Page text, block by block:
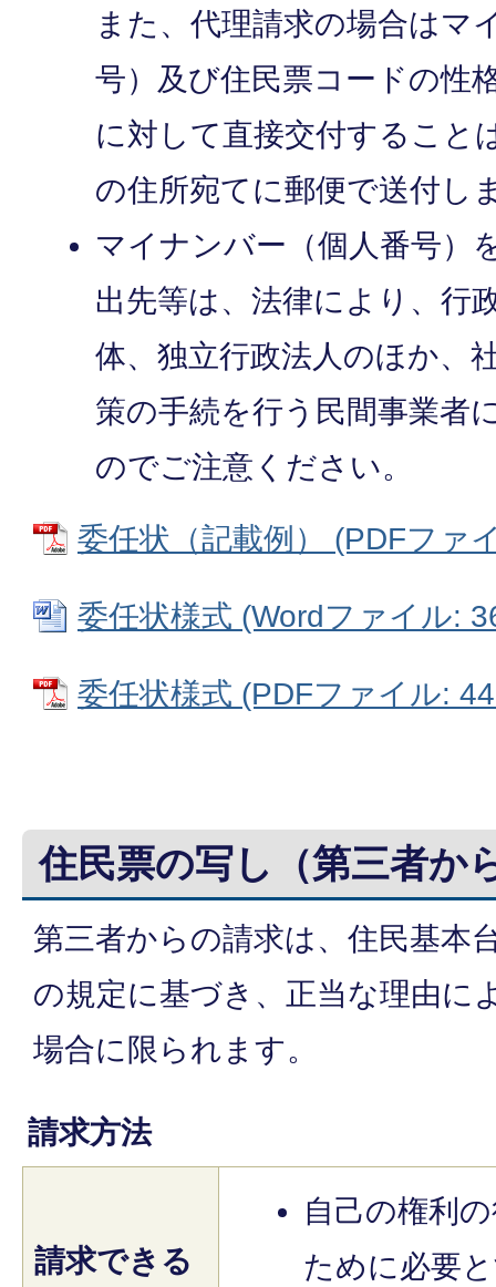
また、代理請求の場合はマ
号）及び住民票コードの性
に対して直接交付すること
の住所宛てに郵便で送付し
マイナンバー（個人番号）
出先等は、法律により、行
体、独立行政法人のほか、
策の手続を行う民間事業者
のでご注意ください。
委任状（記載例） (PDFファ
委任状様式 (Wordファイル:
委任状様式 (PDFファイル:
住民票の写し（第三者か
第三者からの請求は、住民基本
の規定に基づき、正当な理由に
場合に限られます。
請求方法
請求できる
自己の権利
ために必要